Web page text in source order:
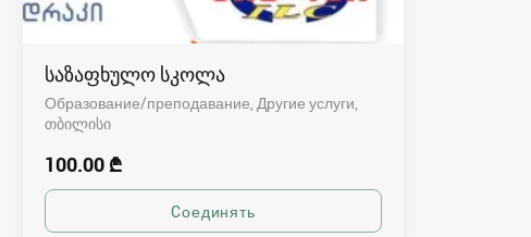
საზაფხულო სკოლა
Образование/преподавание, Другие услуги
თბილისი
100.00 ₾